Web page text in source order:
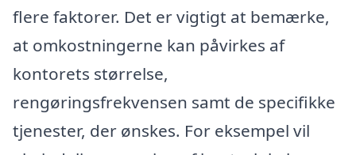
flere faktorer. Det er vigtigt at bemærke,
at omkostningerne kan påvirkes af
kontorets størrelse,
rengøringsfrekvensen samt de specifikke
tjenester, der ønskes. For eksempel vil